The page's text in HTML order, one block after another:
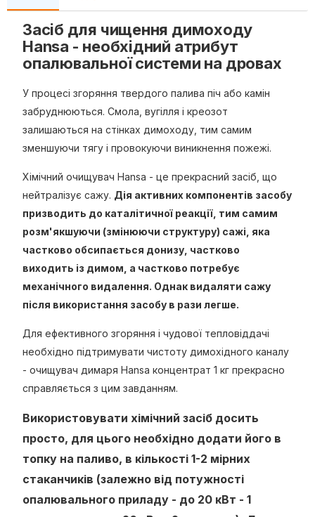
Засіб для чищення димоходу
Hansa - необхідний атрибут
опалювальної системи на дровах
У процесі згоряння твердого палива піч або камін
забруднюються. Смола, вугілля і креозот
залишаються на стінках димоходу, тим самим
зменшуючи тягу і провокуючи виникнення пожежі.
Хімічний очищувач Hansa - це прекрасний засіб, що
нейтралізує сажу. Дія активних компонентів засобу
призводить до каталітичної реакції, тим самим
розм'якшуючи (змінюючи структуру) сажі, яка
частково обсипається донизу, частково
виходить із димом, а частково потребує
механічного видалення. Однак видаляти сажу
після використання засобу в рази легше.
Для ефективного згоряння і чудової тепловіддачі
необхідно підтримувати чистоту димохідного каналу
- очищувач димаря Hansa концентрат 1 кг прекрасно
справляється з цим завданням.
Використовувати хімічний засіб досить
просто, для цього необхідно додати його в
топку на паливо, в кількості 1-2 мірних
стаканчиків (залежно від потужності
опалювального приладу - до 20 кВт - 1